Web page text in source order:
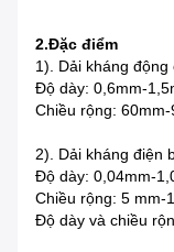
2.Đặc điểm
1). Dải kháng động
Độ dày: 0,6mm-
Chiều rộng: 60mm-
2). Dải kháng điện
Độ dày: 0,04mm-
Chiều rộng: 5 mm-
Độ dày và chiều